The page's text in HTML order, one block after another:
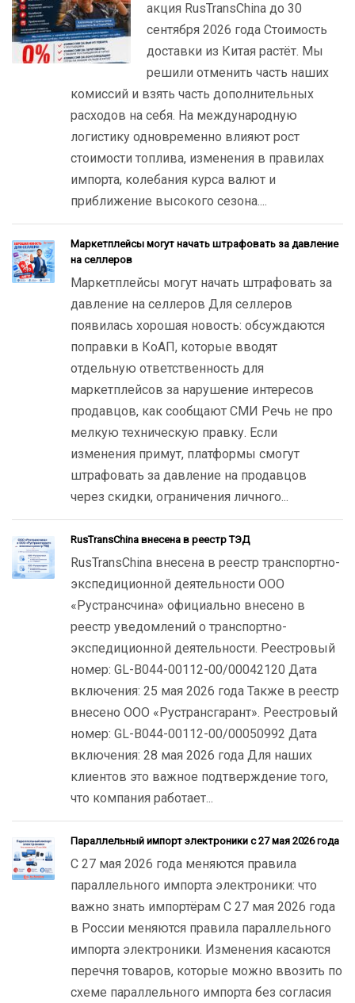
акция RusTransChina до 30
сентября 2026 года Стоимость
доставки из Китая растёт. Мы
решили отменить часть наших
комиссий и взять часть дополнительных
расходов на себя. На международную
логистику одновременно влияют рост
стоимости топлива, изменения в правилах
импорта, колебания курса валют и
приближение высокого сезона....
Маркетплейсы могут начать штрафовать за давление
на селлеров
Маркетплейсы могут начать штрафовать за
давление на селлеров Для селлеров
появилась хорошая новость: обсуждаются
поправки в КоАП, которые вводят
отдельную ответственность для
маркетплейсов за нарушение интересов
продавцов, как сообщают СМИ Речь не про
мелкую техническую правку. Если
изменения примут, платформы смогут
штрафовать за давление на продавцов
через скидки, ограничения личного...
RusTransChina внесена в реестр ТЭД
RusTransChina внесена в реестр транспортно-
экспедиционной деятельности ООО
«Рустрансчина» официально внесено в
реестр уведомлений о транспортно-
экспедиционной деятельности. Реестровый
номер: GL-B044-00112-00/00042120 Дата
включения: 25 мая 2026 года Также в реестр
внесено ООО «Рустрансгарант». Реестровый
номер: GL-B044-00112-00/00050992 Дата
включения: 28 мая 2026 года Для наших
клиентов это важное подтверждение того,
что компания работает...
Параллельный импорт электроники с 27 мая 2026 года
С 27 мая 2026 года меняются правила
параллельного импорта электроники: что
важно знать импортёрам С 27 мая 2026 года
в России меняются правила параллельного
импорта электроники. Изменения касаются
перечня товаров, которые можно ввозить по
схеме параллельного импорта без согласия